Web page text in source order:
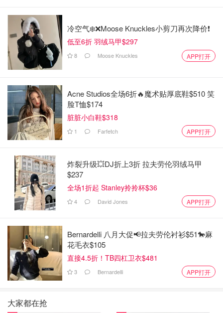
冷空气❄️❌️Moose Knuckles小剪刀再次降价❗️
低至6折 羽绒马甲$297
8 Moose Knuckles APP打开
Acne Studios全场6折🔥魔术贴厚底鞋$510 笑
脸T恤$174
脏脏小白鞋$318
1 Farfetch APP打开
炸裂升级💥DJ折上3折 拉夫劳伦羽绒马甲
$237
全场1折起 Stanley拎拎杯$36
4 David Jones APP打开
Bernardelli 八月大促📢拉夫劳伦衬衫$51🐎麻
花毛衣$105
直接4.5折！TB四杠卫衣$481
3 Bernardelli APP打开
大家都在抢